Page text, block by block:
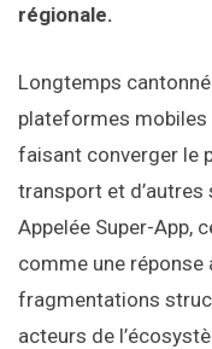
régionale.
Longtemps
plateformes mobiles
faisant converger le
transport et
Appelée Super-App,
comme une
fragmentations
acteurs de